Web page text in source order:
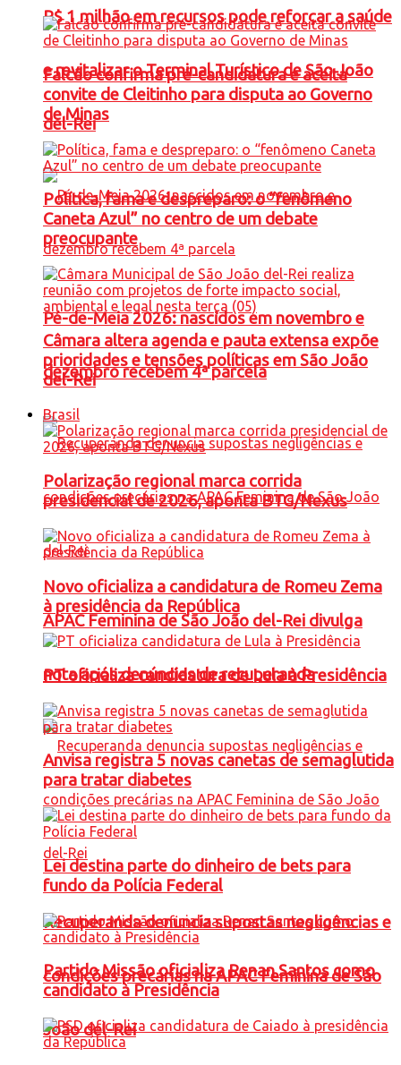
R$ 1 milhão em recursos pode reforçar a saúde
e revitalizar o Terminal Turístico de São João
del-Rei
Pé-de-Meia 2026: nascidos em novembro e
dezembro recebem 4ª parcela
APAC Feminina de São João del-Rei divulga
nota após denúncias de recuperanda
Recuperanda denuncia supostas negligências e
condições precárias na APAC Feminina de São
João del-Rei
Falcão confirma pré-candidatura e aceita
convite de Cleitinho para disputa ao Governo
de Minas
Política, fama e despreparo: o “fenômeno
Caneta Azul” no centro de um debate
preocupante
Câmara altera agenda e pauta extensa expõe
prioridades e tensões políticas em São João
del-Rei
Brasil
Polarização regional marca corrida
presidencial de 2026, aponta BTG/Nexus
Novo oficializa a candidatura de Romeu Zema
à presidência da República
PT oficializa candidatura de Lula à Presidência
Anvisa registra 5 novas canetas de semaglutida
para tratar diabetes
Lei destina parte do dinheiro de bets para
fundo da Polícia Federal
Partido Missão oficializa Renan Santos como
candidato à Presidência